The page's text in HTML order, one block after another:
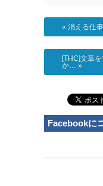
« 消える仕
[THC]文章
か… »
Facebookに